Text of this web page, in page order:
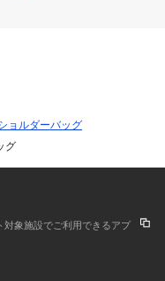
ョルダーバッグ
グ
対象施設でご利用できるアプ